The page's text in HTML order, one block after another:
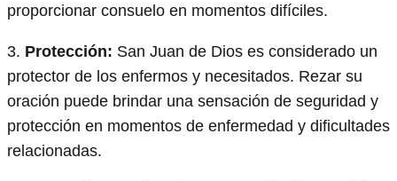
proporcionar consuelo en momentos difíciles.
3. Protección: San Juan de Dios es considerado un
protector de los enfermos y necesitados. Rezar su
oración puede brindar una sensación de seguridad y
protección en momentos de enfermedad y dificultades
relacionadas.